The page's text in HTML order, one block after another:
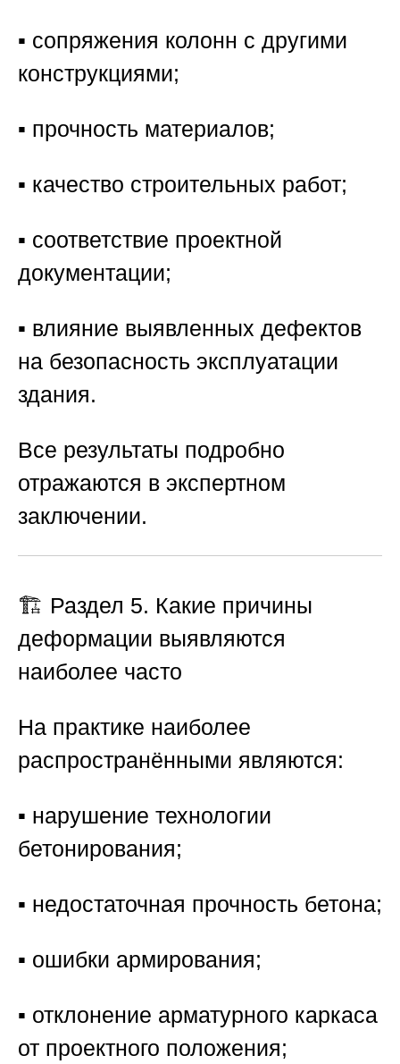
▪️ сопряжения колонн с другими
конструкциями;
▪️ прочность материалов;
▪️ качество строительных работ;
▪️ соответствие проектной
документации;
▪️ влияние выявленных дефектов
на безопасность эксплуатации
здания.
Все результаты подробно
отражаются в экспертном
заключении.
🏗️ Раздел 5. Какие причины
деформации выявляются
наиболее часто
На практике наиболее
распространёнными являются:
▪️ нарушение технологии
бетонирования;
▪️ недостаточная прочность бетона;
▪️ ошибки армирования;
▪️ отклонение арматурного каркаса
от проектного положения;